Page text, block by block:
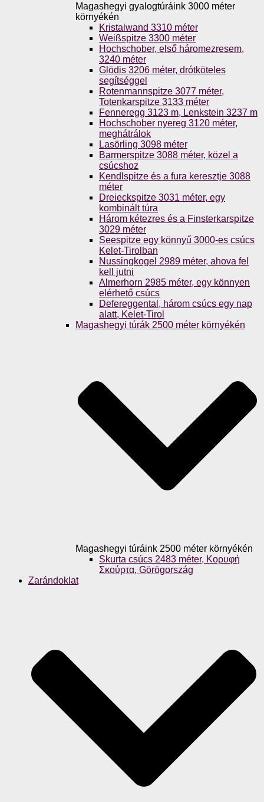
Magashegyi gyalogtúráink 3000 méter
környékén
Kristalwand 3310 méter
Weißspitze 3300 méter
Hochschober, első háromezresem,
3240 méter
Glödis 3206 méter, drótköteles
segítséggel
Rotenmannspitze 3077 méter,
Totenkarspitze 3133 méter
Fenneregg 3123 m, Lenkstein 3237 m
Hochschober nyereg 3120 méter,
meghátrálok
Lasörling 3098 méter
Barmerspitze 3088 méter, közel a
csúcshoz
Kendlspitze és a fura keresztje 3088
méter
Dreieckspitze 3031 méter, egy
kombinált túra
Három kétezres és a Finsterkarspitze
3029 méter
Seespitze egy könnyű 3000-es csúcs
Kelet-Tirolban
Nussingkogel 2989 méter, ahova fel
kell jutni
Almerhorn 2985 méter, egy könnyen
elérhető csúcs
Defereggental, három csúcs egy nap
alatt, Kelet-Tirol
Magashegyi túrák 2500 méter környékén
Magashegyi túráink 2500 méter környékén
Skurta csúcs 2483 méter, Κορυφή
Σκούρτα, Görögország
Zarándoklat